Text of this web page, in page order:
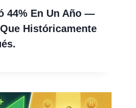
44% En Un Año —
Históricamente